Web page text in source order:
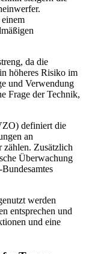
da die
höheres Risiko im
und Verwendung
Frage der Technik,
definiert die
an
zählen. Zusätzlich
Überwachung
werden
entsprechen und
und eine